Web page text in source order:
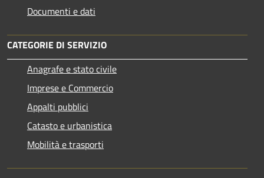
Documenti e dati
CATEGORIE DI SERVIZIO
Anagrafe e stato civile
Imprese e Commercio
Appalti pubblici
Catasto e urbanistica
Mobilità e trasporti